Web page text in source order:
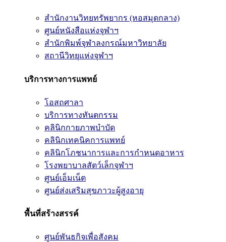
สำนักงานวิทยทรัพยากร (หอสมุดกลาง)
ศูนย์หนังสือแห่งจุฬาฯ
สำนักพิมพ์จุฬาลงกรณ์มหาวิทยาลัย
สถานีวิทยุแห่งจุฬาฯ
บริการทางการแพทย์
โอสถศาลา
บริการทางทันตกรรม
คลินิกกายภาพบำบัด
คลินิกเทคนิคการแพทย์
คลินิกโภชนาการและการกำหนดอาหาร
โรงพยาบาลสัตว์เล็กจุฬาฯ
ศูนย์เอ็มเน็ต
ศูนย์ส่งเสริมสุขภาวะผู้สูงอายุ
พื้นที่สร้างสรรค์
ศูนย์พันธกิจเพื่อสังคม